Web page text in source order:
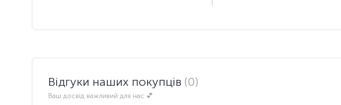
Відгуки наших покупців (0)
Ваш досвід важливий для нас 💕